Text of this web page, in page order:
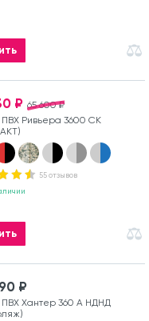
65 600 ₽
₽
Ривьера 3600 СК
55 отзывов
₽
Хантер 360 А НДНД